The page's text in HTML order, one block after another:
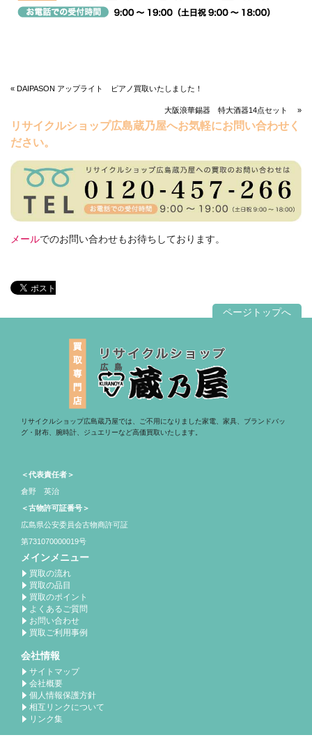
« DAIPASON アップライト ピアノ買取いたしました！
大阪浪華錫器 特大酒器14点セット »
リサイクルショップ広島蔵乃屋へお気軽にお問い合わせく
ださい。
メールでのお問い合わせもお待ちしております。
ページトップへ
リサイクルショップ広島蔵乃屋では、ご不用になりました家電、家具、ブランドバッ
グ・財布、腕時計、ジュエリーなど高価買取いたします。
＜代表責任者＞
倉野 英治
＜古物許可証番号＞
広島県公安委員会古物商許可証
第731070000019号
メインメニュー
買取の流れ
買取の品目
買取のポイント
よくあるご質問
お問い合わせ
買取ご利用事例
会社情報
サイトマップ
会社概要
個人情報保護方針
相互リンクについて
リンク集